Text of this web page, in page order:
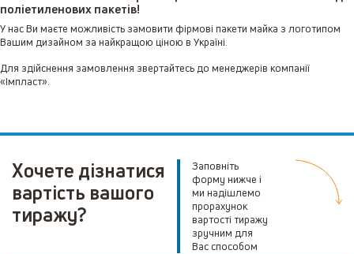
поліетиленових пакетів!
У нас Ви маєте можливість замовити фірмові пакети майка з логотипом
Вашим дизайном за найкращою ціною в Україні.
Для здійснення замовлення звертайтесь до менеджерів компанії
«Імпласт».
Хочете дізнатися
вартість вашого
тиражу?
Заповніть
форму нижче і
ми надішлемо
прорахунок
вартості тиражу
зручним для
Вас способом